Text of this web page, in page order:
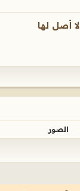
أصل لها
الصور